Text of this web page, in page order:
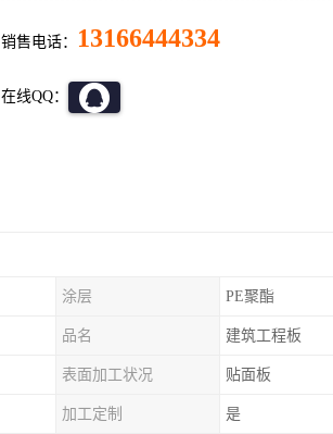
销售电话： 13166444334
在线QQ：
涂层 PE聚酯
品名 建筑工程板
表面加工状况 贴面板
加工定制 是